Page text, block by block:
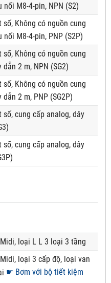
M8-4-pin, NPN (S2)
Không có nguồn cung
M8-4-pin, PNP (S2P)
Không có nguồn cung
2 m, NPN (SG2)
Không có nguồn cung
2 m, PNP (SG2P)
số, cung cấp analog, dây
số, cung cấp analog, dây
loại L L 3 loại 3 tầng
loại 3 cấp độ, loại van
☛ Bơm với bộ tiết kiệm